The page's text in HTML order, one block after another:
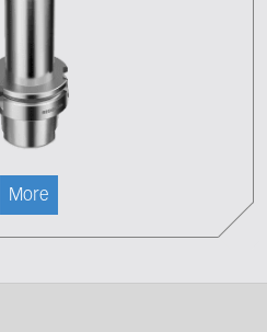
More